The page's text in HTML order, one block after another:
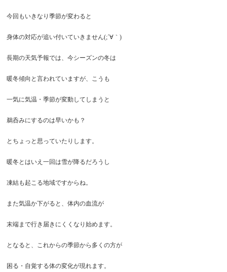
今回もいきなり季節が変わると
身体の対応が追い付いていきません(;´∀｀)
長期の天気予報では、今シーズンの冬は
暖冬傾向と言われていますが、こうも
一気に気温・季節が変動してしまうと
鵜呑みにするのは早いかも？
とちょっと思っていたりします。
暖冬とはいえ一回は雪が降るだろうし
凍結も起こる地域ですからね。
また気温か下がると、体内の血流が
末端まで行き届きにくくなり始めます。
となると、これからの季節から多くの方が
困る・自覚する体の変化が現れます。